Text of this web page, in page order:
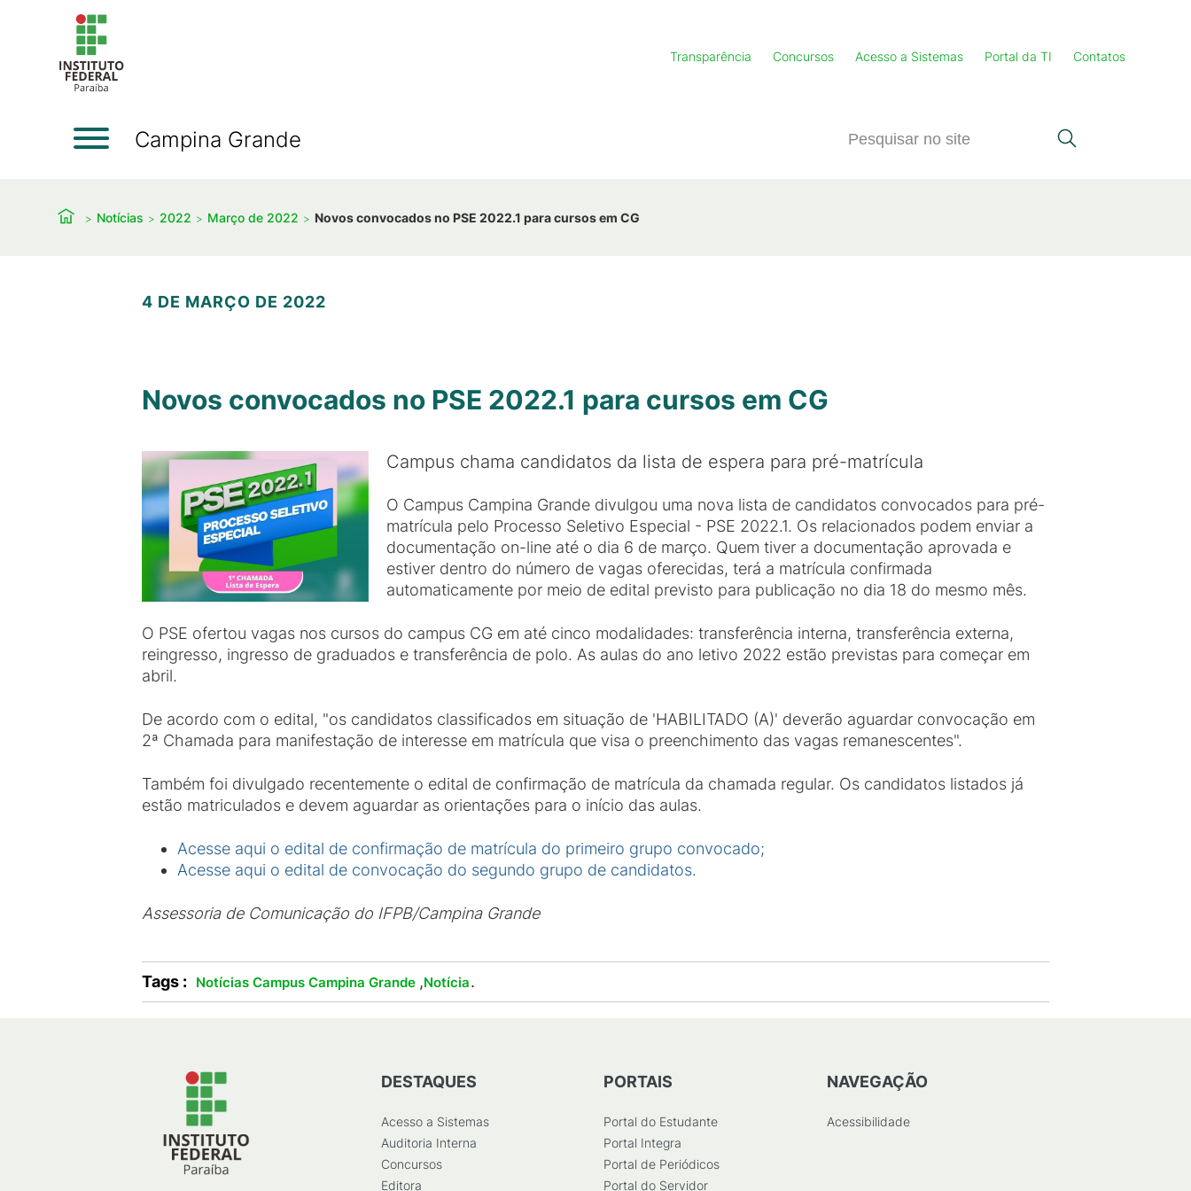
Transparência Concursos Acesso a Sistemas Portal da TI Contatos
Campina Grande
Notícias 2022 Março de 2022 Novos convocados no PSE 2022.1 para cursos em CG
4 DE MARÇO DE 2022
Novos convocados no PSE 2022.1 para cursos em CG
Campus chama candidatos da lista de espera para pré-matrícula
O Campus Campina Grande divulgou uma nova lista de candidatos convocados para pré-
matrícula pelo Processo Seletivo Especial - PSE 2022.1. Os relacionados podem enviar a
documentação on-line até o dia 6 de março. Quem tiver a documentação aprovada e
estiver dentro do número de vagas oferecidas, terá a matrícula confirmada
automaticamente por meio de edital previsto para publicação no dia 18 do mesmo mês.
O PSE ofertou vagas nos cursos do campus CG em até cinco modalidades: transferência interna, transferência externa,
reingresso, ingresso de graduados e transferência de polo. As aulas do ano letivo 2022 estão previstas para começar em
abril.
De acordo com o edital, "os candidatos classificados em situação de 'HABILITADO (A)' deverão aguardar convocação em
2ª Chamada para manifestação de interesse em matrícula que visa o preenchimento das vagas remanescentes".
Também foi divulgado recentemente o edital de confirmação de matrícula da chamada regular. Os candidatos listados já
estão matriculados e devem aguardar as orientações para o início das aulas.
Acesse aqui o edital de confirmação de matrícula do primeiro grupo convocado;
Acesse aqui o edital de convocação do segundo grupo de candidatos.
Assessoria de Comunicação do IFPB/Campina Grande
Tags : Notícias Campus Campina Grande ,Notícia.
DESTAQUES
Acesso a Sistemas
Auditoria Interna
Concursos
Editora
PORTAIS
Portal do Estudante
Portal Integra
Portal de Periódicos
Portal do Servidor
NAVEGAÇÃO
Acessibilidade